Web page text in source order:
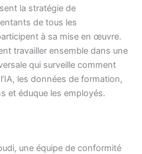
la stratégie de
de tous les
à sa mise en œuvre.
travailler ensemble dans une
qui surveille comment
les données de formation,
et éduque les employés.
une équipe de conformité